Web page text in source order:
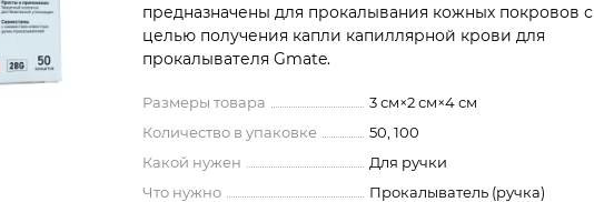
предназначены для прокалывания кожных покровов с
целью получения капли капиллярной крови для
прокалывателя Gmate.
Размеры товара
3 см×2 см×4 см
Количество в упаковке
50, 100
Какой нужен
Для ручки
Что нужно
Прокалыватель (ручка)